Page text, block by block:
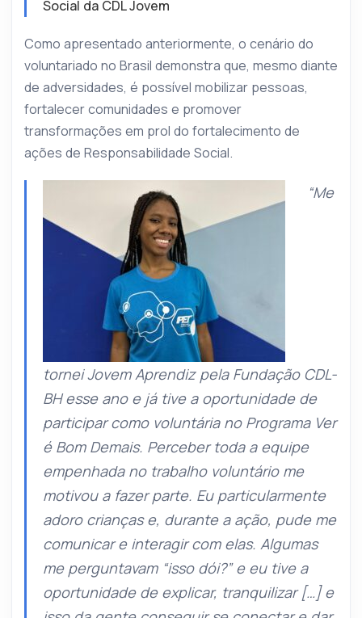
Social da CDL Jovem
Como apresentado anteriormente, o cenário do
voluntariado no Brasil demonstra que, mesmo diante
de adversidades, é possível mobilizar pessoas,
fortalecer comunidades e promover
transformações em prol do fortalecimento de
ações de Responsabilidade Social.
“Me
tornei Jovem Aprendiz pela Fundação CDL-
BH esse ano e já tive a oportunidade de
participar como voluntária no Programa Ver
é Bom Demais. Perceber toda a equipe
empenhada no trabalho voluntário me
motivou a fazer parte. Eu particularmente
adoro crianças e, durante a ação, pude me
comunicar e interagir com elas. Algumas
me perguntavam “isso dói?” e eu tive a
oportunidade de explicar, tranquilizar […] e